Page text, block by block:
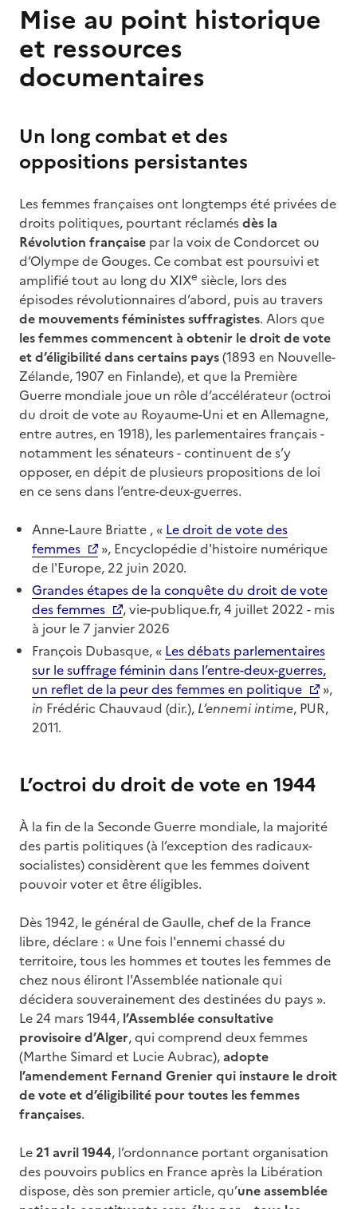
Mise au point historique
et ressources
documentaires
Un long combat et des
oppositions persistantes
Les femmes françaises ont longtemps été privées de
droits politiques, pourtant réclamésdès la
Révolution française par la voix de Condorcet ou
d’Olympe de Gouges. Ce combat est poursuivi et
amplifié tout au long du XIXe siècle, lors des
épisodes révolutionnaires d’abord, puis au travers
de mouvements féministes suffragistes. Alors que
les femmes commencent à obtenir le droit de vote
et d’éligibilité dans certains pays(1893 en Nouvelle-
Zélande, 1907 en Finlande), et que la Première
Guerre mondiale joue un rôle d’accélérateur (octroi
du droit de vote au Royaume-Uni et en Allemagne,
entre autres, en 1918), les parlementaires français -
notamment les sénateurs - continuent de s’y
opposer, en dépit de plusieurs propositions de loi
en ce sens dans l’entre-deux-guerres.
Anne-Laure Briatte , « Le droit de vote des
femmes
», Encyclopédie d'histoire numérique
de l'Europe, 22 juin 2020.
Grandes étapes de la conquête du droit de vote
des femmes
, vie-publique.fr, 4 juillet 2022 - mis
à jour le 7 janvier 2026
François Dubasque, « Les débats parlementaires
sur le suffrage féminin dans l’entre-deux-guerres,
un reflet de la peur des femmes en politique
»,
in Frédéric Chauvaud (dir.), L’ennemi intime, PUR,
2011.
L’octroi du droit de vote en 1944
À la fin de la Seconde Guerre mondiale, la majorité
des partis politiques (à l’exception des radicaux-
socialistes) considèrent que les femmes doivent
pouvoir voter et être éligibles.
Dès 1942, le général de Gaulle, chef de la France
libre, déclare : « Une fois l'ennemi chassé du
territoire, tous les hommes et toutes les femmes de
chez nous éliront l'Assemblée nationale qui
décidera souverainement des destinées du pays ».
Le 24 mars 1944, l’Assemblée consultative
provisoire d’Alger, qui comprend deux femmes
(Marthe Simard et Lucie Aubrac),adopte
l’amendement Fernand Grenier qui instaure le droit
de vote et d’éligibilité pour toutes les femmes
françaises.
Le21 avril 1944, l’ordonnance portant organisation
des pouvoirs publics en France après la Libération
dispose, dès son premier article, qu’une assemblée